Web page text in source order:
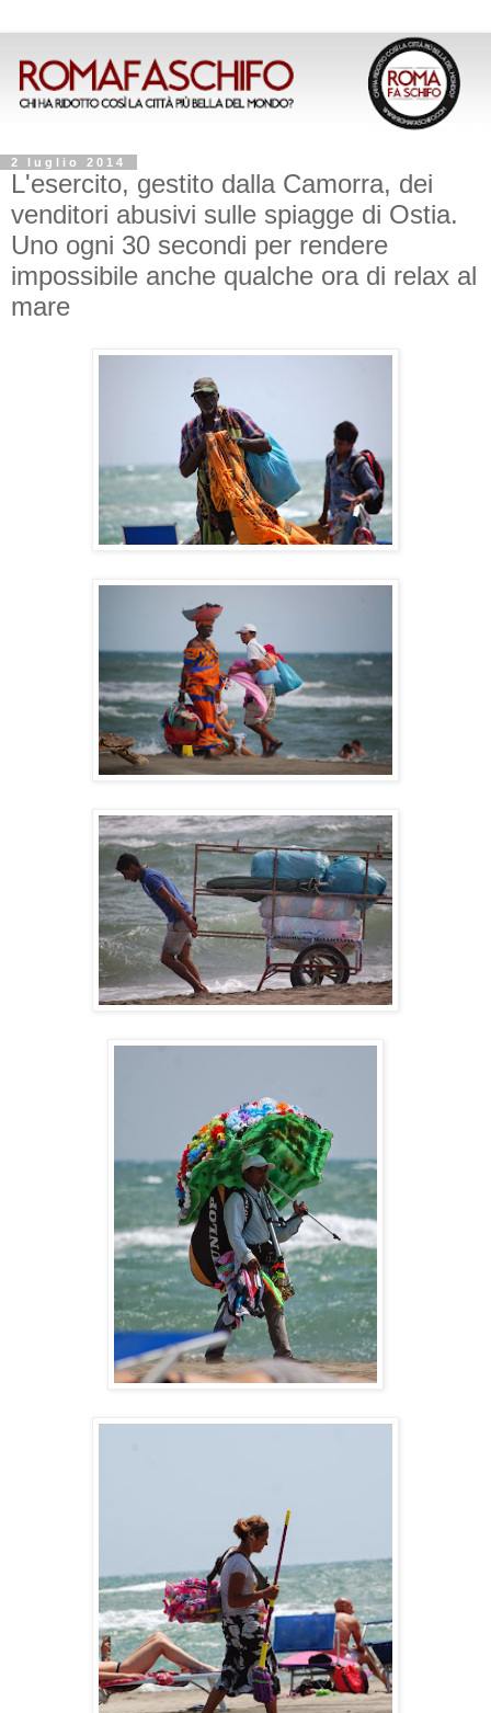
2 luglio 2014
L'esercito, gestito dalla Camorra, dei
venditori abusivi sulle spiagge di Ostia.
Uno ogni 30 secondi per rendere
impossibile anche qualche ora di relax al
mare